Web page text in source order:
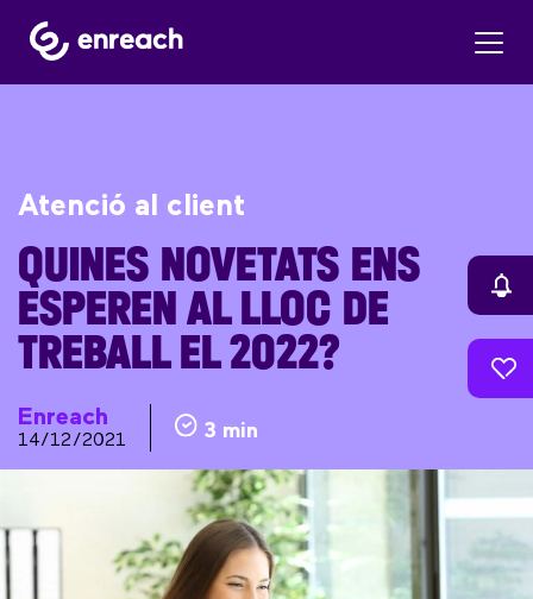
Atenció al client
QUINES NOVETATS ENS
ESPEREN AL LLOC DE
TREBALL EL 2022?
Enreach
14/12/2021 3 min